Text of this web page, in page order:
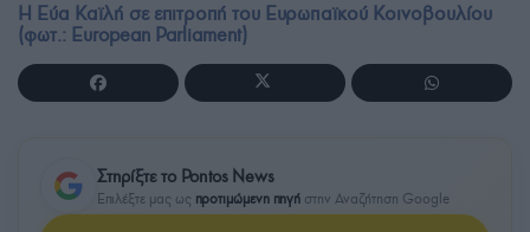
Η Εύα Καϊλή σε επιτροπή του Ευρωπαϊκού Κοινοβουλίου
(φωτ.: European Parliament)
Στηρίξτε το Pontos News
Επιλέξτε μας ως προτιμώμενη πηγή στην Αναζήτηση Google